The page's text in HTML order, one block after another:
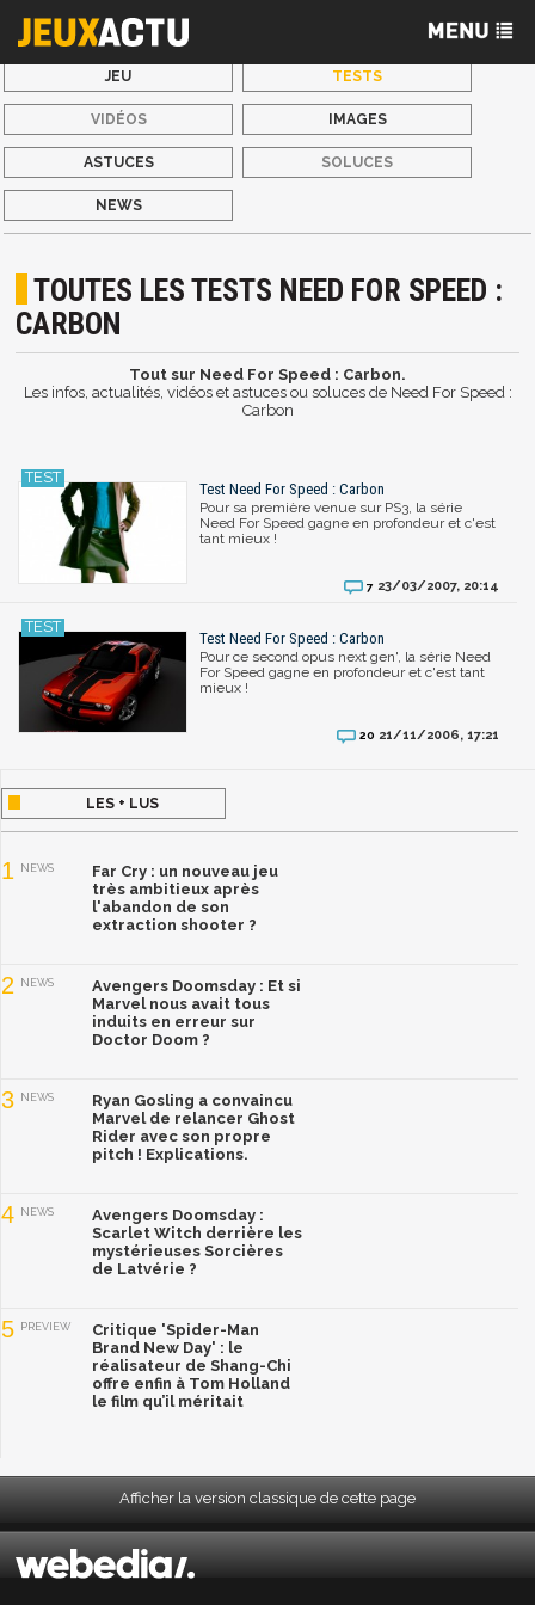
JEU TESTS
VIDÉOS IMAGES
ASTUCES SOLUCES
NEWS
TOUTES LES TESTS NEED FOR SPEED :
CARBON
Tout sur Need For Speed : Carbon.
Les infos, actualités, vidéos et astuces ou soluces de Need For Speed :
Carbon
Test Need For Speed : Carbon
Pour sa première venue sur PS3, la série
Need For Speed gagne en profondeur et c'est
tant mieux !
7 23/03/2007, 20:14
Test Need For Speed : Carbon
Pour ce second opus next gen', la série Need
For Speed gagne en profondeur et c'est tant
mieux !
20 21/11/2006, 17:21
LES + LUS
1 NEWS
Far Cry : un nouveau jeu
très ambitieux après
l'abandon de son
extraction shooter ?
2 NEWS
Avengers Doomsday : Et si
Marvel nous avait tous
induits en erreur sur
Doctor Doom ?
3 NEWS
Ryan Gosling a convaincu
Marvel de relancer Ghost
Rider avec son propre
pitch ! Explications.
4 NEWS
Avengers Doomsday :
Scarlet Witch derrière les
mystérieuses Sorcières
de Latvérie ?
5 PREVIEW
Critique 'Spider-Man
Brand New Day' : le
réalisateur de Shang-Chi
offre enfin à Tom Holland
le film qu’il méritait
Afficher la version classique de cette page